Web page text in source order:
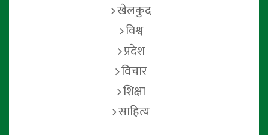
खेलकुद
विश्व
प्रदेश
विचार
शिक्षा
साहित्य